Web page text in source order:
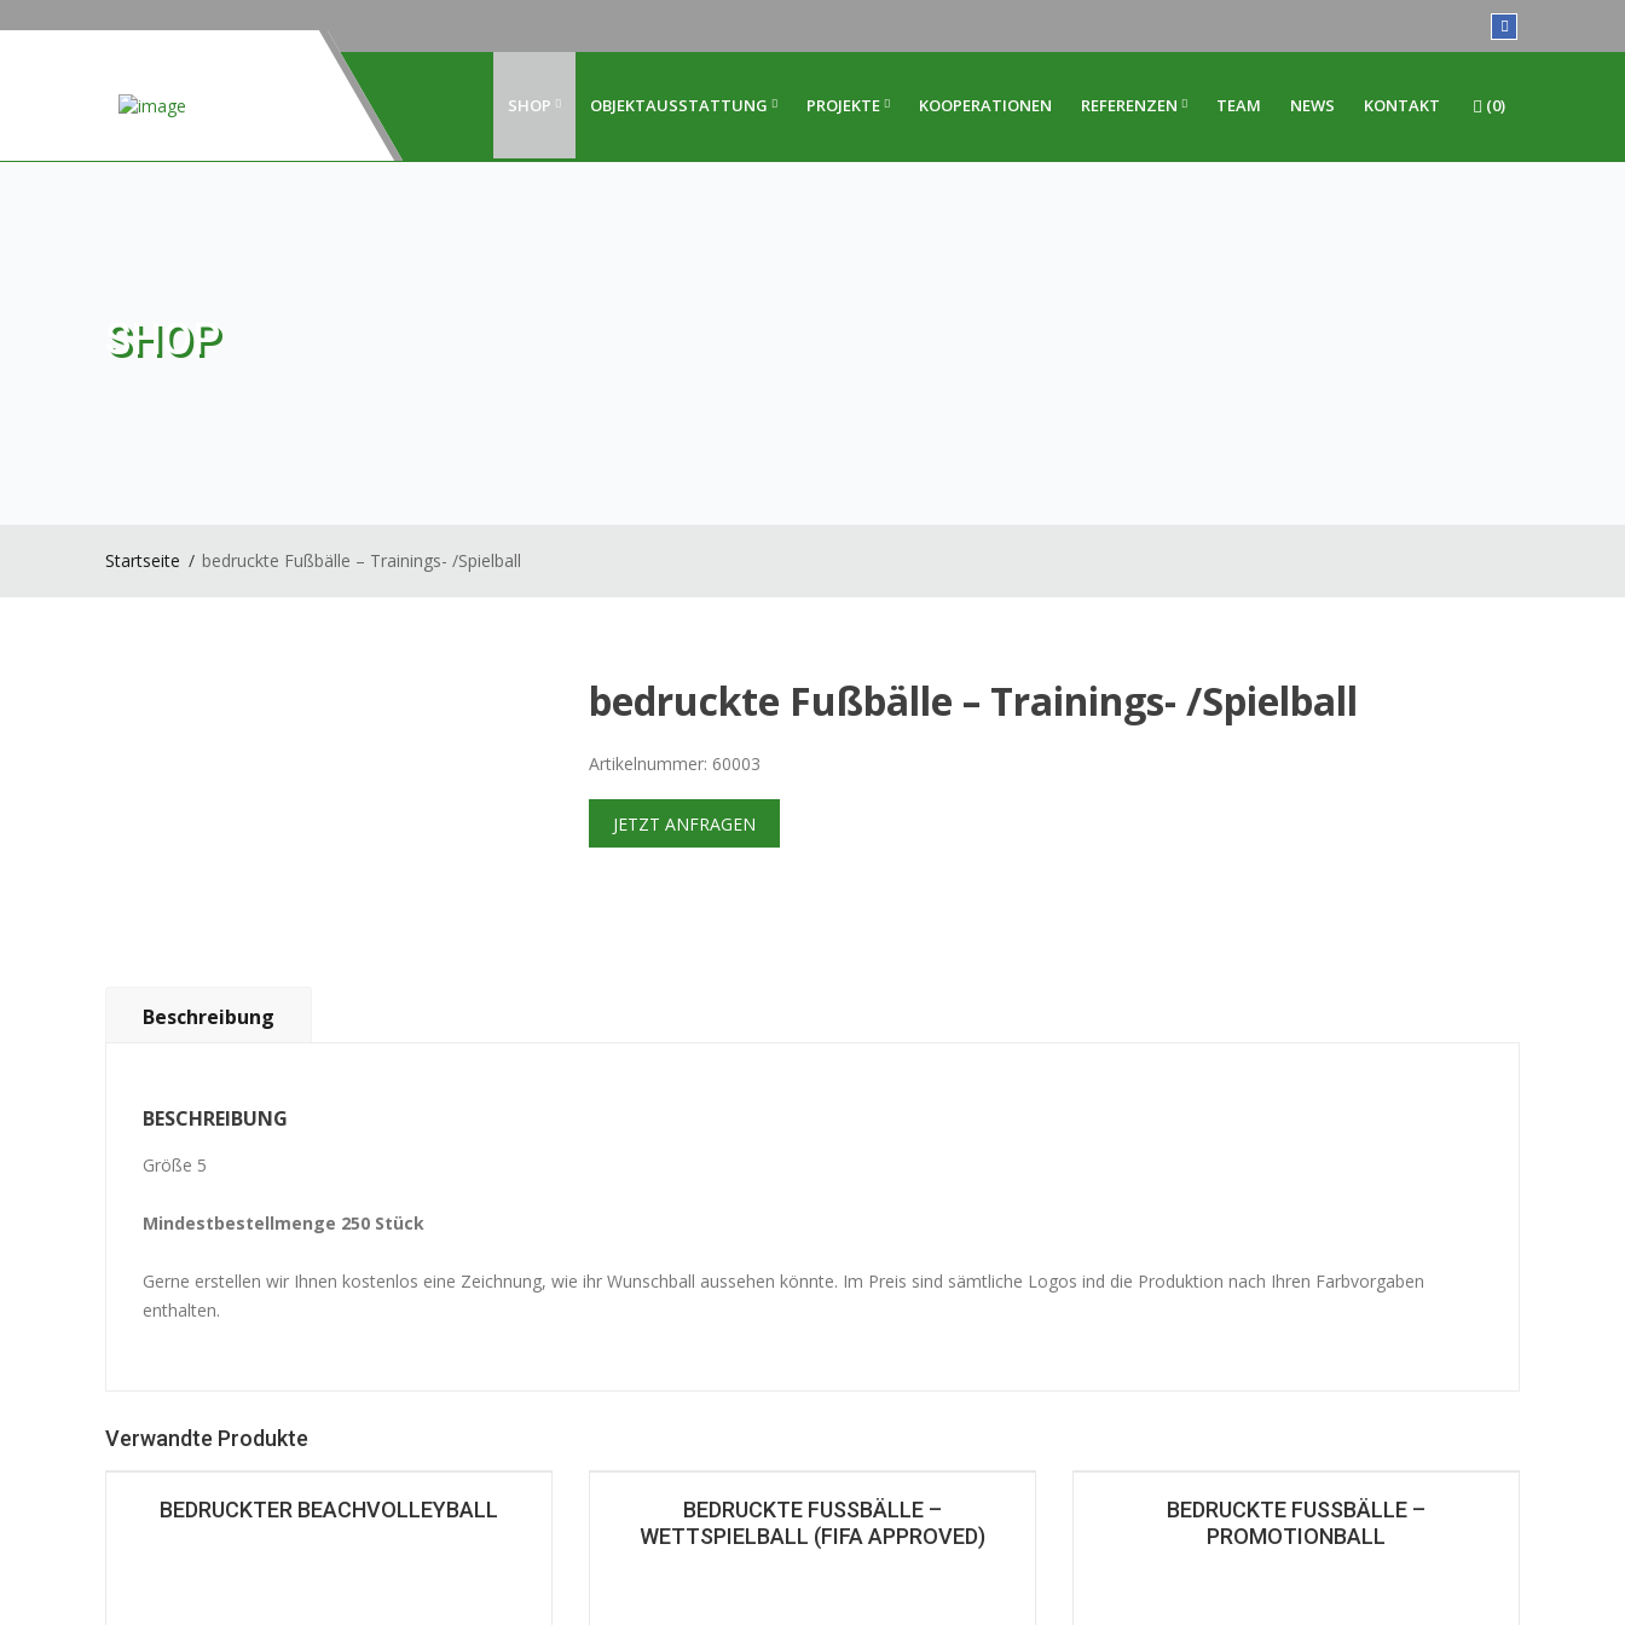
SHOP OBJEKTAUSSTATTUNG PROJEKTE KOOPERATIONEN REFERENZEN TEAM NEWS KONTAKT (0)
SHOP
Startseite bedruckte Fußbälle – Trainings- /Spielball
bedruckte Fußbälle – Trainings- /Spielball
Artikelnummer: 60003
JETZT ANFRAGEN
Beschreibung
BESCHREIBUNG
Größe 5
Mindestbestellmenge 250 Stück
Gerne erstellen wir Ihnen kostenlos eine Zeichnung, wie ihr Wunschball aussehen könnte. Im Preis sind sämtliche Logos ind die Produktion nach Ihren Farbvorgaben
enthalten.
Verwandte Produkte
BEDRUCKTER BEACHVOLLEYBALL
BEDRUCKTE FUSSBÄLLE – W
ETTSPIELBALL (FIFA APPROVED)
BEDRUCKTE FUSSBÄLLE – P
ROMOTIONBALL